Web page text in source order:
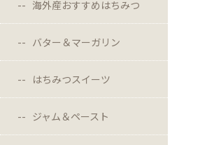
海外産おすすめはちみつ
バター＆マーガリン
はちみつスイーツ
ジャム＆ペースト